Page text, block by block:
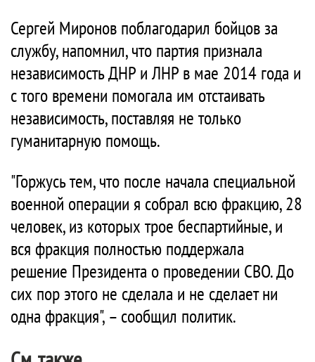
Сергей Миронов поблагодарил бойцов за
службу, напомнил, что партия признала
независимость ДНР и ЛНР в мае 2014 года и
с того времени помогала им отстаивать
независимость, поставляя не только
гуманитарную помощь.
"Горжусь тем, что после начала специальной
военной операции я собрал всю фракцию, 28
человек, из которых трое беспартийные, и
вся фракция полностью поддержала
решение Президента о проведении СВО. До
сих пор этого не сделала и не сделает ни
одна фракция", – сообщил политик.